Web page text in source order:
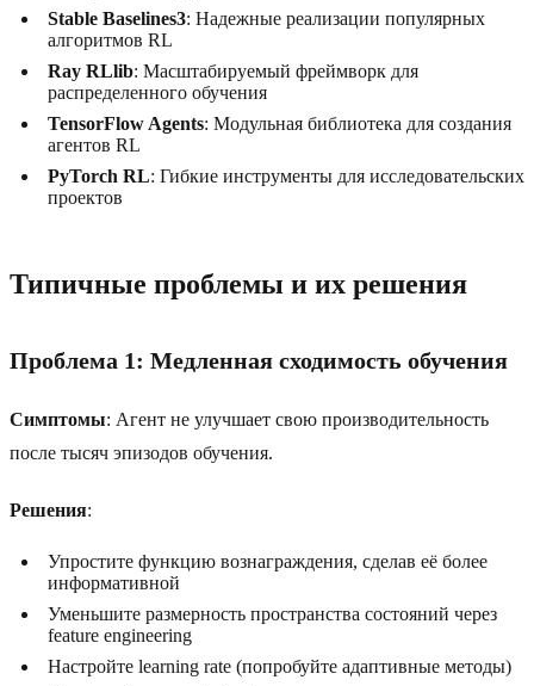
Stable Baselines3: Надежные реализации популярных
алгоритмов RL
Ray RLlib: Масштабируемый фреймворк для
распределенного обучения
TensorFlow Agents: Модульная библиотека для создания
агентов RL
PyTorch RL: Гибкие инструменты для исследовательских
проектов
Типичные проблемы и их решения
Проблема 1: Медленная сходимость обучения
Симптомы: Агент не улучшает свою производительность
после тысяч эпизодов обучения.
Решения:
Упростите функцию вознаграждения, сделав её более
информативной
Уменьшите размерность пространства состояний через
feature engineering
Настройте learning rate (попробуйте адаптивные методы)